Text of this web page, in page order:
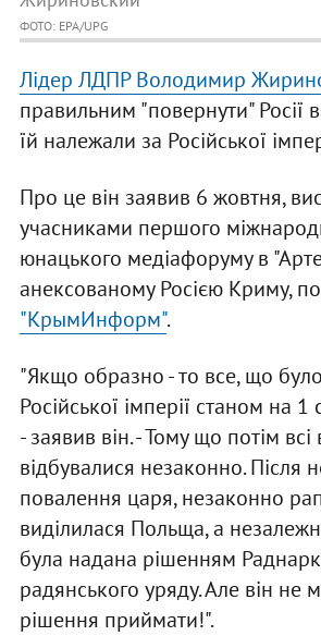
ФОТО: EPA/UPG
Лідер ЛДПР Володимир
правильним "повернути" Росії
їй належали за Російської
Про це він заявив 6 жовтня,
учасниками першого
юнацького медіафоруму в
анексованому Росією Криму,
"КрымИнформ".
"Якщо образно - то все, що
Російської імперії станом на 1
- заявив він. - Тому що потім всі
відбувалися незаконно. Після
повалення царя, незаконно
виділилася Польща, а
була надана рішенням
радянського уряду. Але він не
рішення приймати!".